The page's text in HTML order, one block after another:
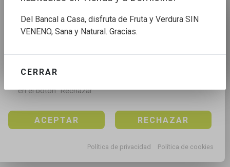
Utilizamos cookies propias y de terceros para mejorar
nuestros servicios, para analizar el tráfico, para
análisis de la navegación.
Puedes aceptar todas las cookies pulsando en el
en el botón “Rechazar”
ACEPTAR RECHAZAR
Política de privacidad Política de cookies
Del Bancal a Casa, disfruta de Fruta y Verdura SIN
VENENO, Sana y Natural. Gracias.
CERRAR